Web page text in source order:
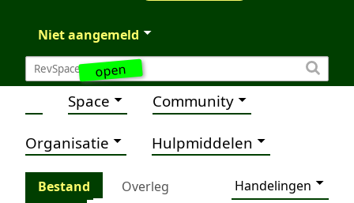
open
Niet aangemeld
Space Community
Organisatie Hulpmiddelen
Bestand Overleg
Handelingen